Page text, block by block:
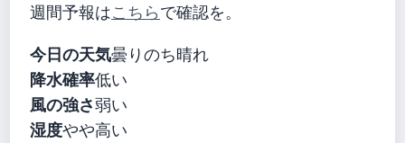
週間予報はこちらで確認を。
今日の天気曇りのち晴れ
降水確率低い
風の強さ弱い
湿度やや高い